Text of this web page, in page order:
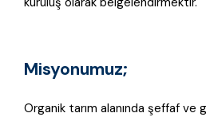
Misyonumuz;
Organik tarım alanında şeffaf ve